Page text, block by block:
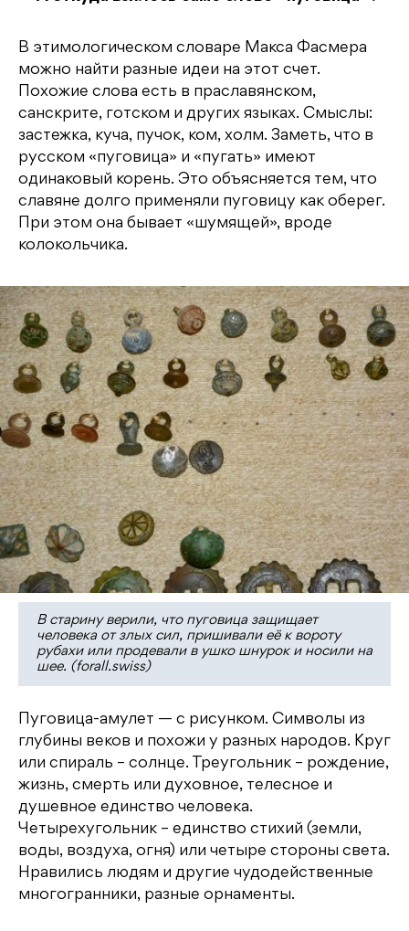
В этимологическом словаре Макса Фасмера
можно найти разные идеи на этот счет.
Похожие слова есть в праславянском,
санскрите, готском и других языках. Смыслы:
застежка, куча, пучок, ком, холм. Заметь, что в
русском «пуговица» и «пугать» имеют
одинаковый корень. Это объясняется тем, что
славяне долго применяли пуговицу как оберег.
При этом она бывает «шумящей», вроде
колокольчика.
В старину верили, что пуговица защищает
человека от злых сил, пришивали её к вороту
рубахи или продевали в ушко шнурок и носили на
шее. (forall.swiss)
Пуговица-амулет — с рисунком. Символы из
глубины веков и похожи у разных народов. Круг
или спираль – солнце. Треугольник – рождение,
жизнь, смерть или духовное, телесное и
душевное единство человека.
Четырехугольник – единство стихий (земли,
воды, воздуха, огня) или четыре стороны света.
Нравились людям и другие чудодейственные
многогранники, разные орнаменты.